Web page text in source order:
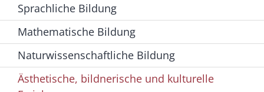
Sprachliche Bildung
Mathematische Bildung
Naturwissenschaftliche Bildung
Ästhetische, bildnerische und kulturelle